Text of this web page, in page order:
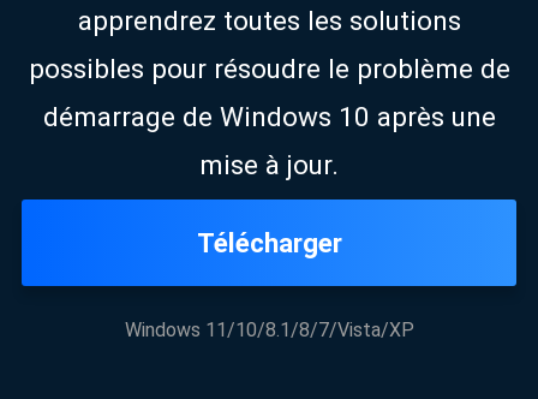
apprendrez toutes les solutions
possibles pour résoudre le problème de
démarrage de Windows 10 après une
mise à jour.
Télécharger
Windows 11/10/8.1/8/7/Vista/XP